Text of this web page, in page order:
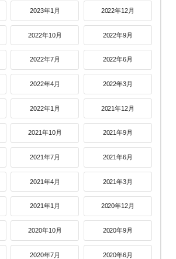
2023年1月 2022年12月
2022年10月 2022年9月
2022年7月 2022年6月
2022年4月 2022年3月
2022年1月 2021年12月
2021年10月 2021年9月
2021年7月 2021年6月
2021年4月 2021年3月
2021年1月 2020年12月
2020年10月 2020年9月
2020年7月 2020年6月